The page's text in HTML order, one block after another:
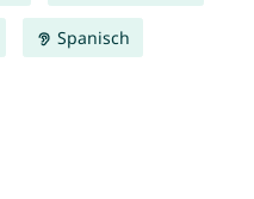
Spanisch